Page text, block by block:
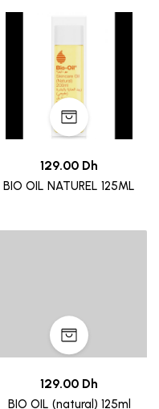
129.00 Dh
BIO OIL NATUREL 125ML
129.00 Dh
BIO OIL (natural) 125ml